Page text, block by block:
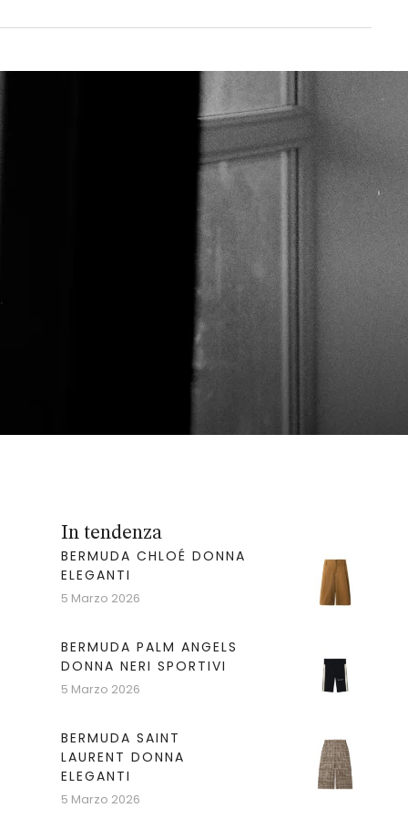
In tendenza
BERMUDA CHLOÉ DONNA
ELEGANTI
5 Marzo 2026
BERMUDA PALM ANGELS
DONNA NERI SPORTIVI
5 Marzo 2026
BERMUDA SAINT
LAURENT DONNA
ELEGANTI
5 Marzo 2026